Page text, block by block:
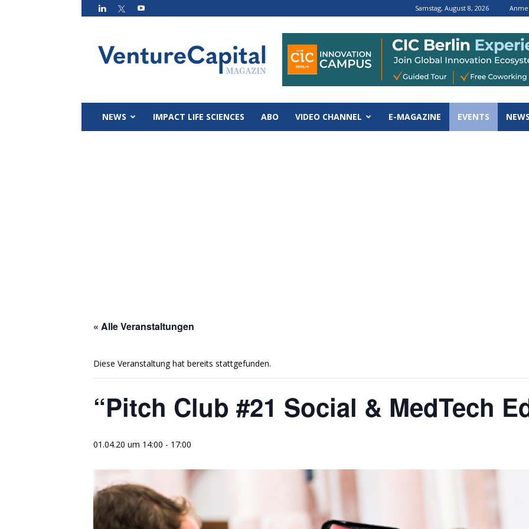
Samstag, August 8, 2026
Magazin
NEWS IMPACT LIFE SCIENCES ABO VIDEO CHANNEL E-MAGAZINE EVENTS
« Alle Veranstaltungen
Diese Veranstaltung hat bereits stattgefunden.
“Pitch Club #21 Social & MedTech
01.04.20 um 14:00 - 17:00